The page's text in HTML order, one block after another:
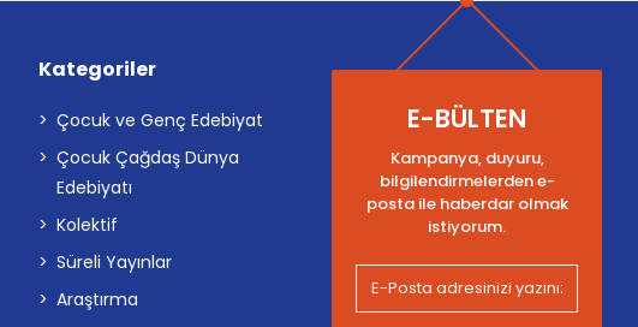
Kategoriler
Çocuk ve Genç Edebiyat
Çocuk Çağdaş Dünya
Edebiyatı
Kolektif
Süreli Yayınlar
Araştırma
E-BÜLTEN
Kampanya, duyuru,
bilgilendirmelerden e-
posta ile haberdar olmak
istiyorum.